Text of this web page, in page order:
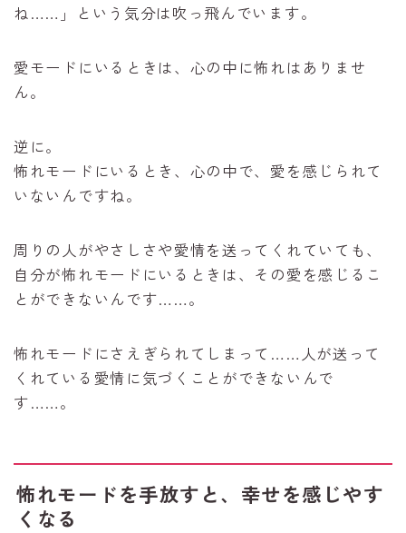
ね……」という気分は吹っ飛んでいます。
愛モードにいるときは、心の中に怖れはありませ
ん。
逆に。
怖れモードにいるとき、心の中で、愛を感じられて
いないんですね。
周りの人がやさしさや愛情を送ってくれていても、
自分が怖れモードにいるときは、その愛を感じるこ
とができないんです……。
怖れモードにさえぎられてしまって……人が送って
くれている愛情に気づくことができないんで
す……。
怖れモードを手放すと、幸せを感じやす
くなる